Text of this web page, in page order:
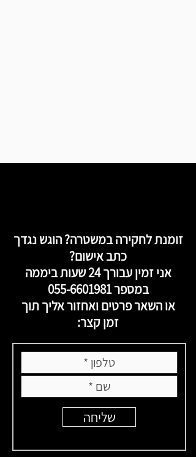
זומנת לחקירה במשטרה? הוגש נגדך
כתב אישום?
אני זמין עבורך 24 שעות ביממה
במספר055-6601981
או השאר פרטים ואחזור אליך תוך
זמן קצר:
שליחה